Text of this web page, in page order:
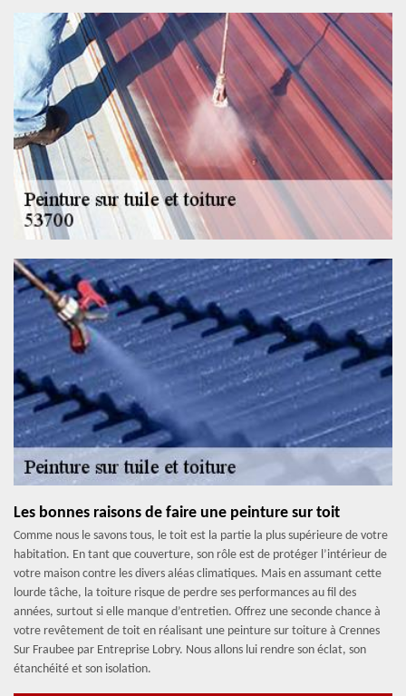
Les bonnes raisons de faire une peinture sur toit
Comme nous le savons tous, le toit est la partie la plus supérieure de votre
habitation. En tant que couverture, son rôle est de protéger l’intérieur de
votre maison contre les divers aléas climatiques. Mais en assumant cette
lourde tâche, la toiture risque de perdre ses performances au fil des
années, surtout si elle manque d’entretien. Offrez une seconde chance à
votre revêtement de toit en réalisant une peinture sur toiture à Crennes
Sur Fraubee par Entreprise Lobry. Nous allons lui rendre son éclat, son
étanchéité et son isolation.